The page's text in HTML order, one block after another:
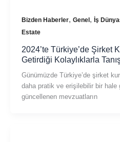
Bizden Haberler, Genel , İş
Estate
2024’te Türkiye’de Şirket
Getirdiği Kolaylıklarla
Günümüzde Türkiye’de şirket
daha pratik ve erişilebilir bir
güncellenen mevzuatların